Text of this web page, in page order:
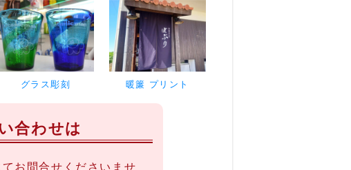
グラス彫刻 暖簾 プリント
合わせは
お問合せくださいませ